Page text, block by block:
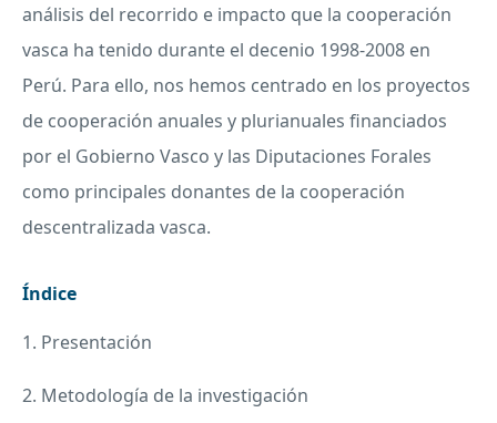
análisis del recorrido e impacto que la cooperación
vasca ha tenido durante el decenio 1998-2008 en
Perú. Para ello, nos hemos centrado en los proyectos
de cooperación anuales y plurianuales financiados
por el Gobierno Vasco y las Diputaciones Forales
como principales donantes de la cooperación
descentralizada vasca.
Índice
1. Presentación
2. Metodología de la investigación